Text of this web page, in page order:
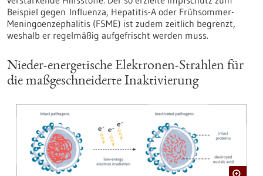
Beispiel gegen Influenza, Hepatitis-A oder Frühsommer-
Meningoenzephalitis (FSME) ist zudem zeitlich begrenzt,
weshalb er regelmäßig aufgefrischt werden muss.
Nieder-energetische Elektronen-Strahlen für
die maßgeschneiderte Inaktivierung